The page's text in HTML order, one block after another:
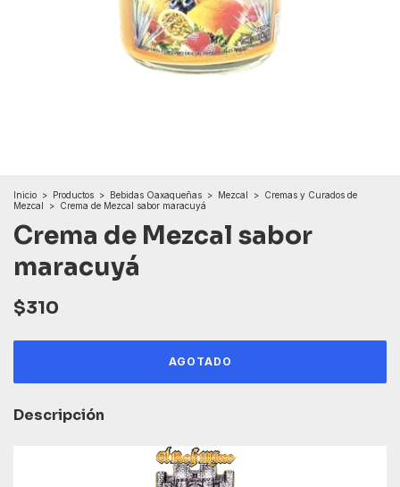
Inicio > Productos > Bebidas Oaxaqueñas > Mezcal > Cremas y Curados de
Mezcal
> Crema de Mezcal sabor maracuyá
Crema de Mezcal sabor
maracuyá
$310
Descripción